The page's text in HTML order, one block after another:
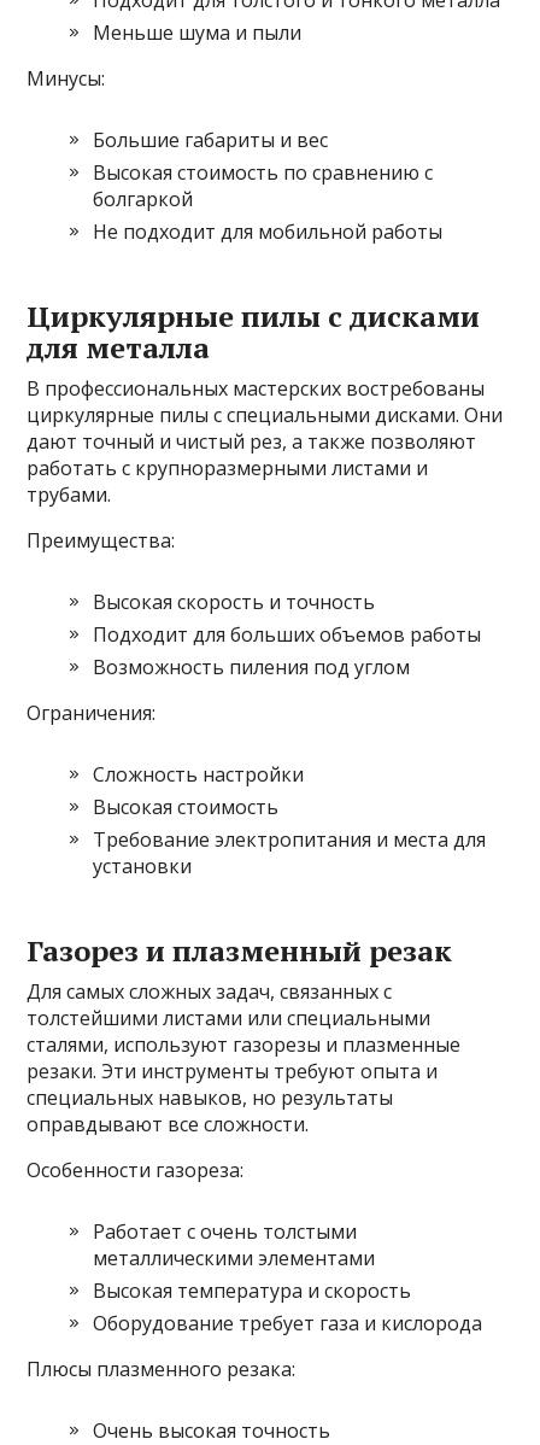
Меньше шума и пыли
Минусы:
Большие габариты и вес
Высокая стоимость по сравнению с
болгаркой
Не подходит для мобильной работы
Циркулярные пилы с дисками
для металла
В профессиональных мастерских востребованы
циркулярные пилы с специальными дисками. Они
дают точный и чистый рез, а также позволяют
работать с крупноразмерными листами и
трубами.
Преимущества:
Высокая скорость и точность
Подходит для больших объемов работы
Возможность пиления под углом
Ограничения:
Сложность настройки
Высокая стоимость
Требование электропитания и места для
установки
Газорез и плазменный резак
Для самых сложных задач, связанных с
толстейшими листами или специальными
сталями, используют газорезы и плазменные
резаки. Эти инструменты требуют опыта и
специальных навыков, но результаты
оправдывают все сложности.
Особенности газореза:
Работает с очень толстыми
металлическими элементами
Высокая температура и скорость
Оборудование требует газа и кислорода
Плюсы плазменного резака:
Очень высокая точность